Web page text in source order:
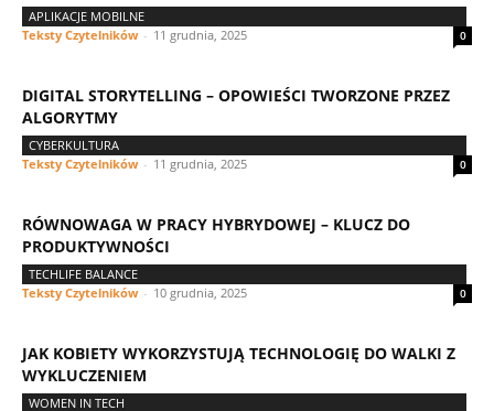
APLIKACJE MOBILNE
Teksty Czytelników - 11 grudnia, 2025 0
DIGITAL STORYTELLING – OPOWIEŚCI TWORZONE PRZEZ
ALGORYTMY
CYBERKULTURA
Teksty Czytelników - 11 grudnia, 2025 0
RÓWNOWAGA W PRACY HYBRYDOWEJ – KLUCZ DO
PRODUKTYWNOŚCI
TECHLIFE BALANCE
Teksty Czytelników - 10 grudnia, 2025 0
JAK KOBIETY WYKORZYSTUJĄ TECHNOLOGIĘ DO WALKI Z
WYKLUCZENIEM
WOMEN IN TECH